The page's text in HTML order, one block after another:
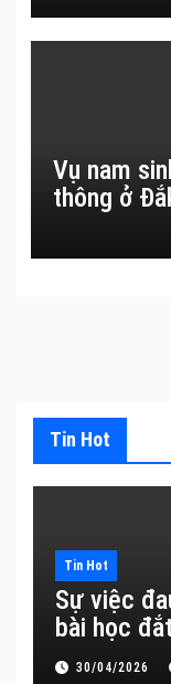
Vụ nam
thông ở
Tin Hot
Tin Hot
Sự việc
bài học
30/04/2026